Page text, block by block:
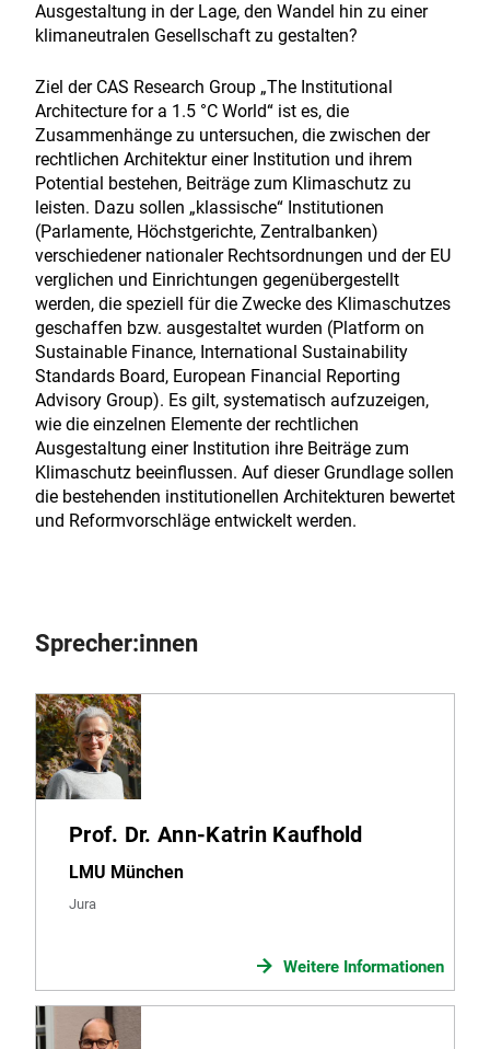
Ausgestaltung in der Lage, den Wandel hin zu einer
klimaneutralen Gesellschaft zu gestalten?
Ziel der CAS Research Group „The Institutional
Architecture for a 1.5 °C World“ ist es, die
Zusammenhänge zu untersuchen, die zwischen der
rechtlichen Architektur einer Institution und ihrem
Potential bestehen, Beiträge zum Klimaschutz zu
leisten. Dazu sollen „klassische“ Institutionen
(Parlamente, Höchstgerichte, Zentralbanken)
verschiedener nationaler Rechtsordnungen und der EU
verglichen und Einrichtungen gegenübergestellt
werden, die speziell für die Zwecke des Klimaschutzes
geschaffen bzw. ausgestaltet wurden (Platform on
Sustainable Finance, International Sustainability
Standards Board, European Financial Reporting
Advisory Group). Es gilt, systematisch aufzuzeigen,
wie die einzelnen Elemente der rechtlichen
Ausgestaltung einer Institution ihre Beiträge zum
Klimaschutz beeinflussen. Auf dieser Grundlage sollen
die bestehenden institutionellen Architekturen bewertet
und Reformvorschläge entwickelt werden.
Sprecher:innen
Prof. Dr. Ann-Katrin Kaufhold
LMU München
Jura
Weitere Informationen